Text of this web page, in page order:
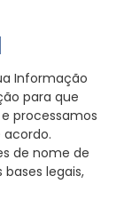
Informação
para que
processamos
de nome de
legais,